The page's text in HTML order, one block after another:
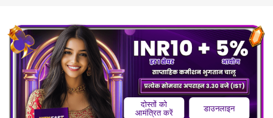
दोस्तों को
आमंत्रित करें
डाउनलाइन